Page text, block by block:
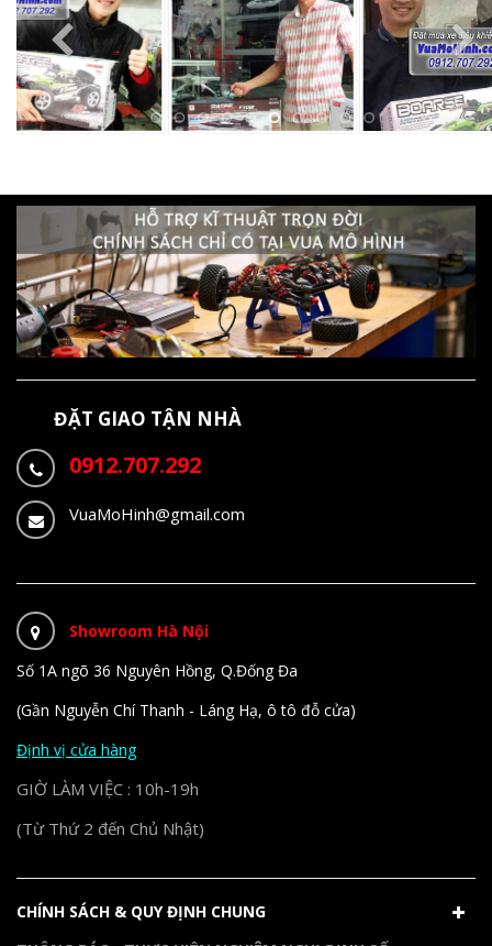
ĐẶT GIAO TẬN NHÀ
0912.707.292
VuaMoHinh@gmail.com
Showroom Hà Nội
Số 1A ngõ 36 Nguyên Hồng, Q.Đống Đa
(Gần Nguyễn Chí Thanh - Láng Hạ, ô tô đỗ cửa)
Định vị cửa hàng
GIỜ LÀM VIỆC : 10h-19h
(Từ Thứ 2 đến Chủ Nhật)
CHÍNH SÁCH & QUY ĐỊNH CHUNG